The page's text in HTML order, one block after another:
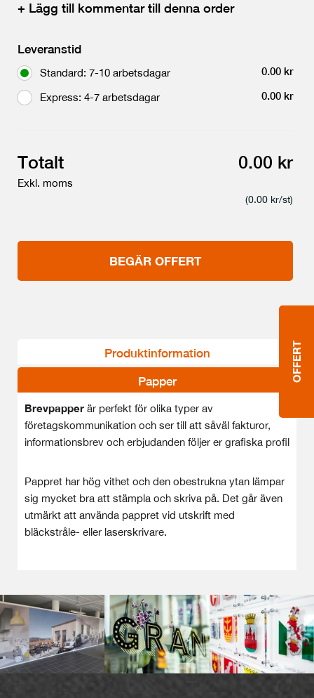
+ Lägg till kommentar till denna order
Leveranstid
Standard: 7-10 arbetsdagar 0.00 kr
Express: 4-7 arbetsdagar 0.00 kr
Totalt
Exkl. moms
0.00 kr
(0.00 kr/st)
BEGÄR OFFERT
Produktinformation
Papper
Brevpapper är perfekt för olika typer av
företagskommunikation och ser till att såväl fakturor,
informationsbrev och erbjudanden följer er grafiska profil
Pappret har hög vithet och den obestrukna ytan lämpar
sig mycket bra att stämpla och skriva på. Det går även
utmärkt att använda pappret vid utskrift med
bläckstråle- eller laserskrivare.
OFFERT